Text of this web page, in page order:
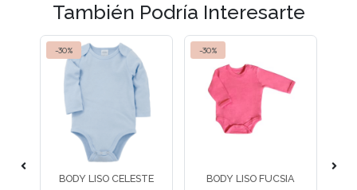
También Podría Interesarte
-30%
BODY LISO CELESTE
-30%
BODY LISO FUCSIA